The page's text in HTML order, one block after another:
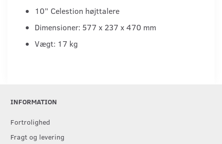
10” Celestion højttalere
Dimensioner: 577 x 237 x 470 mm
Vægt: 17 kg
INFORMATION
Fortrolighed
Fragt og levering